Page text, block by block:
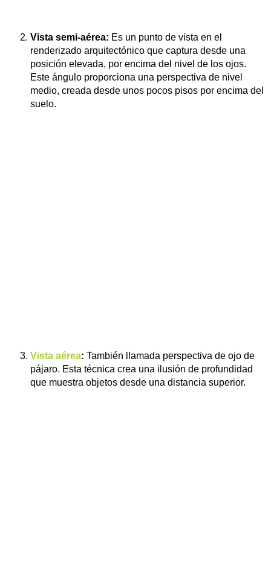
Vista semi-aérea: Es un punto de vista en el
renderizado arquitectónico que captura desde una
posición elevada, por encima del nivel de los ojos.
Este ángulo proporciona una perspectiva de nivel
medio, creada desde unos pocos pisos por encima del
suelo.
Vista aérea: También llamada perspectiva de ojo de
pájaro. Esta técnica crea una ilusión de profundidad
que muestra objetos desde una distancia superior.